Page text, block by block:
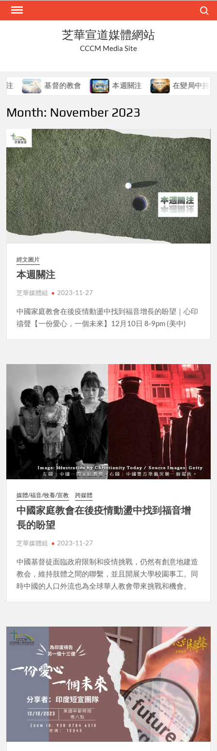
Skip
芝華宣道媒體網站
CCCM Media Site
基督的教會 本週關注 在變局中持守真道
Month: November 2023
經文圖片
本週關注
芝華媒體組 2023-11-27
中國家庭教會在後疫情動盪中找到福音增長的盼望｜心印
禱聲【一份愛心，一個未來】12月10日 8-9pm (美中)
媒體/福音/牧養/宣教 跨媒體
中國家庭教會在後疫情動盪中找到福音增
長的盼望
芝華媒體組 2023-11-27
中國基督徒面臨政府限制和疫情挑戰，仍然有創意地建造
教会，維持肢體之間的聯繫，並且開展大學校園事工。同
時中國的人口外流也為全球華人教會帶來挑戰和機會。